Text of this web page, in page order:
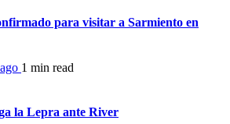
para visitar a Sarmiento en
1 min read
la Lepra ante River